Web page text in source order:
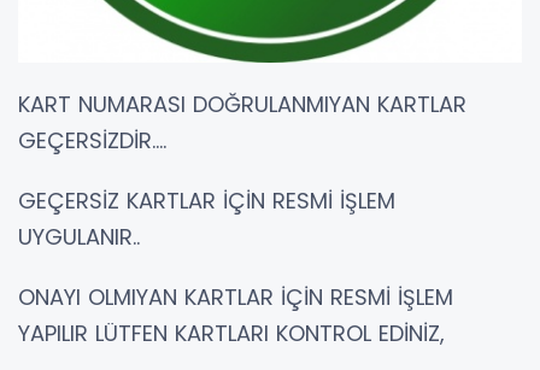
KART NUMARASI DOĞRULANMIYAN KARTLAR
GEÇERSİZDİR....
GEÇERSİZ KARTLAR İÇİN RESMİ İŞLEM
UYGULANIR..
ONAYI OLMIYAN KARTLAR İÇİN RESMİ İŞLEM
YAPILIR LÜTFEN KARTLARI KONTROL EDİNİZ,